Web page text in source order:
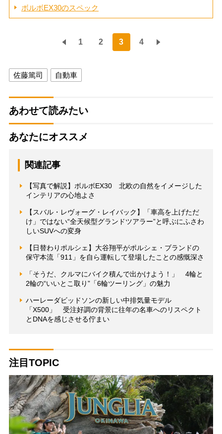
ボルボEX30のスペック
1 2 3 4
佐藤篤司 自動車
あわせて読みたい
あなたにオススメ
関連記事
【写真で解説】ボルボEX30 北欧の自然をイメージした
インテリアの心地よさ
【スバル・レヴォーグ・レイバック】「車高を上げただ
け」ではない“全天候型グランドツアラー”と呼ぶにふさわ
しいSUVへの変身
【日替わりポルシェ】大谷翔平がポルシェ・ブランドの
保守本流「911」を自ら運転して登場したことの感慨深さ
「そうだ、クルマにバイク積んで出かけよう！」 4輪と
2輪の“いいとこ取り”「6輪ツーリング」の魅力
ハーレーダビッドソンの新しい中排気量モデル
「X500」 受注好調の背景に往年の名車へのリスペクト
とDNAを感じさせる佇まい
注目TOPIC